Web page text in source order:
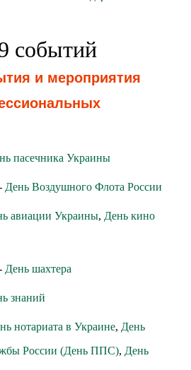
событий
и мероприятия
пасечника Украины
День Воздушного Флота России
авиации Украины, День кино
День шахтера
знаний
нотариата в Украине, День
России (День ППС), День